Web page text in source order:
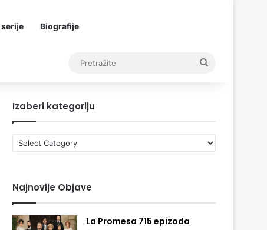
serije Biografije
Izaberi kategoriju
Izaberi
kategoriju
Najnovije Objave
La Promesa 715 epizoda